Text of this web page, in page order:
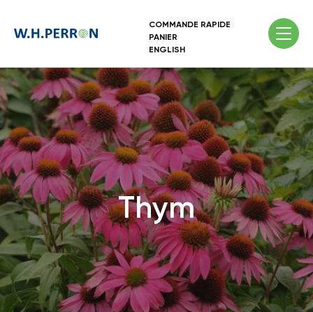
COMMANDE RAPIDE
PANIER
ENGLISH
Thym